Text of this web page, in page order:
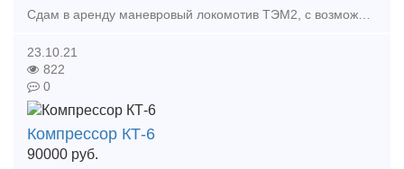
23.10.21
822
0
Компрессор КТ-6
90000 руб.